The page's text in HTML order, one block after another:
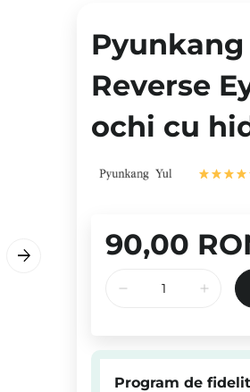
Pyunkang
Reverse
ochi cu
90,00
Program de